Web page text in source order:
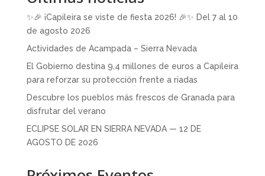
✨🎉 ¡Capileira se viste de fiesta 2026! 🎉✨ Del 7 al 10
de agosto 2026
Actividades de Acampada – Sierra Nevada
El Gobierno destina 9,4 millones de euros a Capileira
para reforzar su protección frente a riadas
Descubre los pueblos más frescos de Granada para
disfrutar del verano
ECLIPSE SOLAR EN SIERRA NEVADA — 12 DE
AGOSTO DE 2026